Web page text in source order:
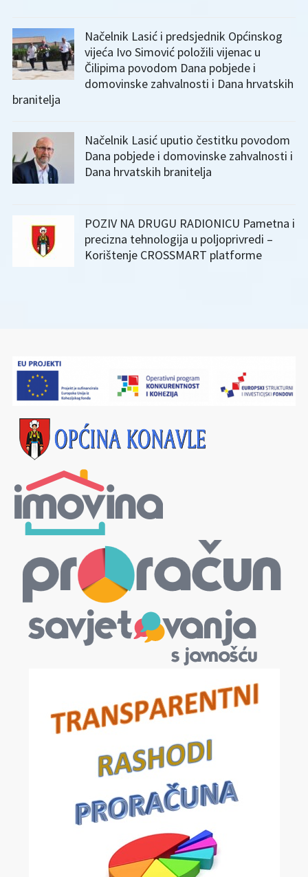
Načelnik Lasić i predsjednik Općinskog
vijeća Ivo Simović položili vijenac u
Čilipima povodom Dana pobjede i
domovinske zahvalnosti i Dana hrvatskih
branitelja
Načelnik Lasić uputio čestitku povodom
Dana pobjede i domovinske zahvalnosti i
Dana hrvatskih branitelja
POZIV NA DRUGU RADIONICU Pametna i
precizna tehnologija u poljoprivredi –
Korištenje CROSSMART platforme